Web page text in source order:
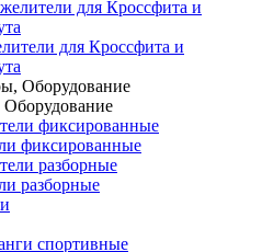
для Кроссфита и
фиксированные
разборные